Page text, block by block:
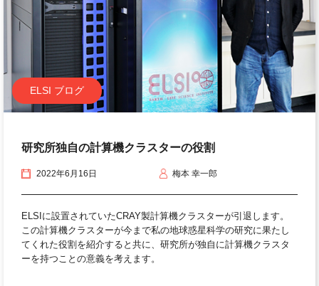
ELSI ブログ
研究所独自の計算機クラスターの役割
2022年6月16日 梅本 幸一郎
ELSIに設置されていたCRAY製計算機クラスターが引退します。
この計算機クラスターが今まで私の地球惑星科学の研究に果たし
てくれた役割を紹介すると共に、研究所が独自に計算機クラスタ
ーを持つことの意義を考えます。